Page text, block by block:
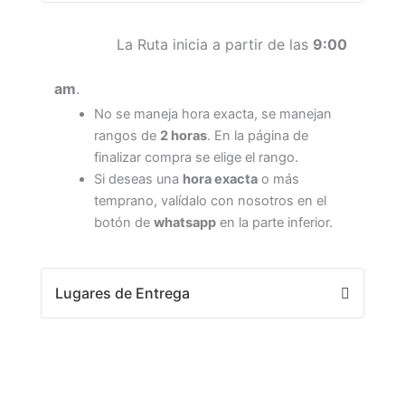
La Ruta inicia a partir de las 9:00
am.
No se maneja hora exacta, se manejan
rangos de 2 horas. En la página de
finalizar compra se elige el rango.
Si deseas una hora exactao más
temprano, valídalo con nosotros en el
botón de whatsappen la parte inferior.
Lugares de Entrega